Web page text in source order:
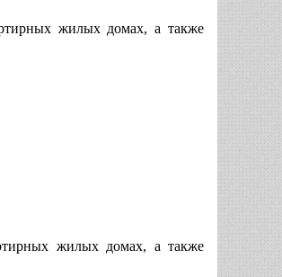
жилых домах, а также
жилых домах, а также